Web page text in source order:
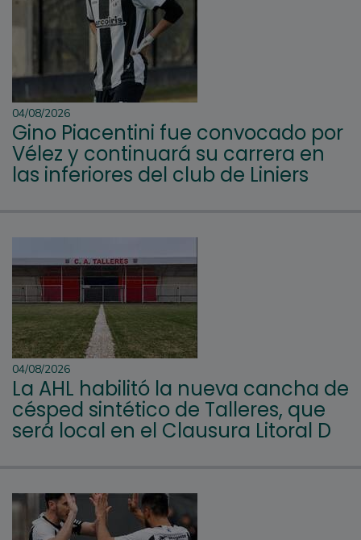
04/08/2026
Gino Piacentini fue convocado por
Vélez y continuará su carrera en
las inferiores del club de Liniers
04/08/2026
La AHL habilitó la nueva cancha de
césped sintético de Talleres, que
será local en el Clausura Litoral D